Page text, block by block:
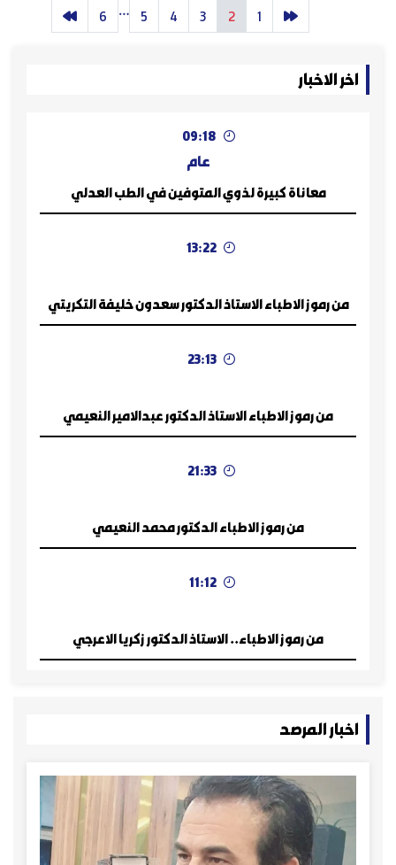
1
2
3
4
5
…
6
اخر الاخبار
09:18
عام
معاناة كبيرة لذوي المتوفين في الطب العدلي
13:22
من رموز الاطباء الاستاذ الدكتور سعدون خليفة التكريتي
23:13
من رموز الاطباء الاستاذ الدكتور عبدالامير النعيمي
21:33
من رموز الاطباء الدكتور محمد النعيمي
11:12
من رموز الاطباء.. الاستاذ الدكتور زكريا الاعرجي
اخبار المرصد